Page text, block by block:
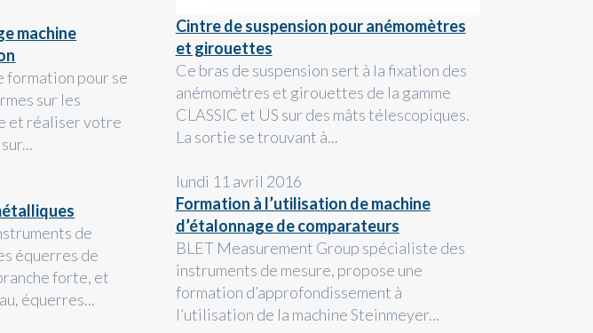
machine
formation pour se
sur les
et réaliser votre
de
équerres de
forte, et
équerres...
Cintre de suspension pour anémomètres
et girouettes
Ce bras de suspension sert à la fixation des
anémomètres et girouettes de la gamme
CLASSIC et US sur des mâts télescopiques.
La sortie se trouvant à...
lundi 11 avril 2016
Formation à l’utilisation de machine
d’étalonnage de comparateurs
BLET Measurement Group spécialiste des
instruments de mesure, propose une
formation d’approfondissement à
l’utilisation de la machine Steinmeyer...